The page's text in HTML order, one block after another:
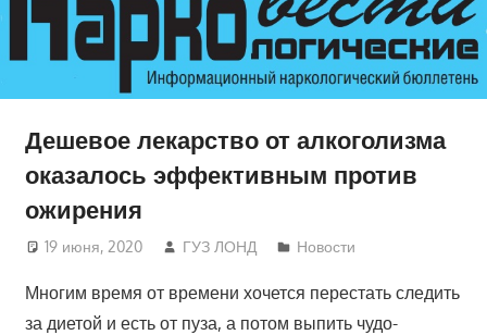
Дешевое лекарство от алкоголизма
оказалось эффективным против
ожирения
19 июня, 2020 ГУЗ ЛОНД Новости
Многим время от времени хочется перестать следить
за диетой и есть от пуза, а потом выпить чудо-